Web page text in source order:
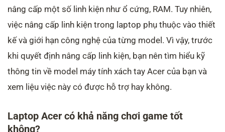
nâng cấp một số linh kiện như ổ cứng, RAM. Tuy nhiên,
việc nâng cấp linh kiện trong laptop phụ thuộc vào thiết
kế và giới hạn công nghệ của từng model. Vì vậy, trước
khi quyết định nâng cấp linh kiện, bạn nên tìm hiểu kỹ
thông tin về model máy tính xách tay Acer của bạn và
xem liệu việc này có được hỗ trợ hay không.
Laptop Acer có khả năng chơi game tốt
không?